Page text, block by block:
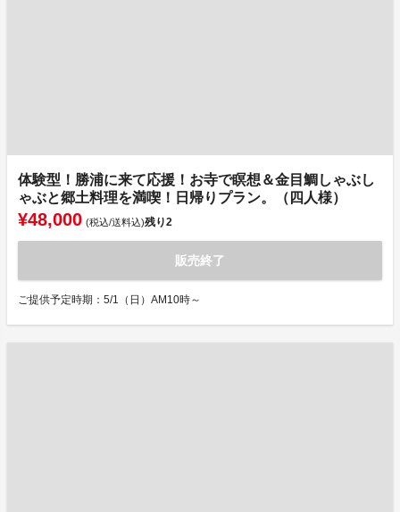
体験型！勝浦に来て応援！お寺で瞑想＆金目鯛しゃぶし
ゃぶと郷土料理を満喫！日帰りプラン。（四人様）
¥48,000 (税込/送料込)残り2
販売終了
ご提供予定時期：5/1（日）AM10時～